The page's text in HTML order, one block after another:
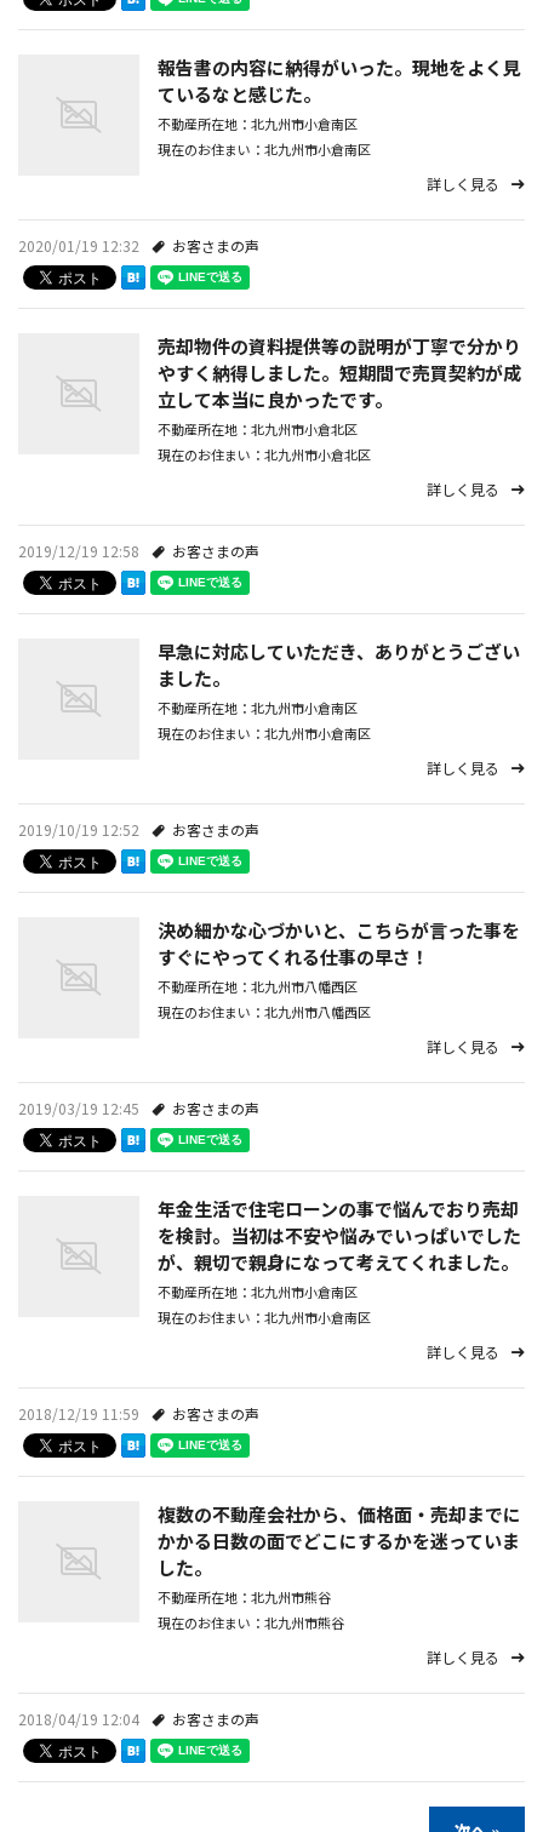
報告書の内容に納得がいった。現地をよく見
ているなと感じた。
不動産所在地：北九州市小倉南区
現在のお住まい：北九州市小倉南区
詳しく見る
2020/01/19 12:32 お客さまの声
売却物件の資料提供等の説明が丁寧で分かり
やすく納得しました。短期間で売買契約が成
立して本当に良かったです。
不動産所在地：北九州市小倉北区
現在のお住まい：北九州市小倉北区
詳しく見る
2019/12/19 12:58 お客さまの声
早急に対応していただき、ありがとうござい
ました。
不動産所在地：北九州市小倉南区
現在のお住まい：北九州市小倉南区
詳しく見る
2019/10/19 12:52 お客さまの声
決め細かな心づかいと、こちらが言った事を
すぐにやってくれる仕事の早さ！
不動産所在地：北九州市八幡西区
現在のお住まい：北九州市八幡西区
詳しく見る
2019/03/19 12:45 お客さまの声
年金生活で住宅ローンの事で悩んでおり売却
を検討。当初は不安や悩みでいっぱいでした
が、親切で親身になって考えてくれました。
不動産所在地：北九州市小倉南区
現在のお住まい：北九州市小倉南区
詳しく見る
2018/12/19 11:59 お客さまの声
複数の不動産会社から、価格面・売却までに
かかる日数の面でどこにするかを迷っていま
した。
不動産所在地：北九州市熊谷
現在のお住まい：北九州市熊谷
詳しく見る
2018/04/19 12:04 お客さまの声